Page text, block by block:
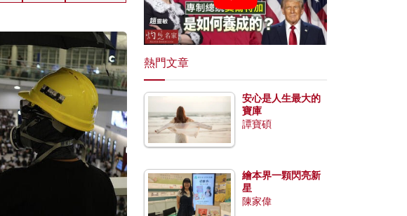
熱門文章
安心是人生最大的
寶庫
譚寶碩
繪本界一顆閃亮新
星
陳家偉